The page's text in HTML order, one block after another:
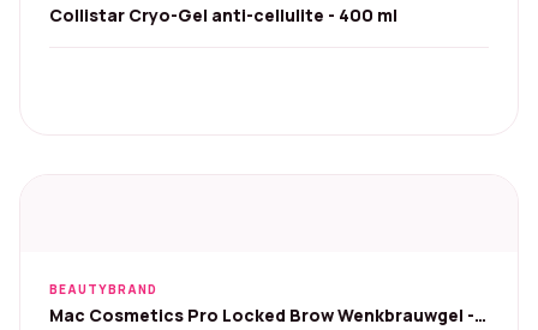
Collistar Cryo-Gel anti-cellulite - 400 ml
BEAUTYBRAND
Mac Cosmetics Pro Locked Brow Wenkbrauwgel -